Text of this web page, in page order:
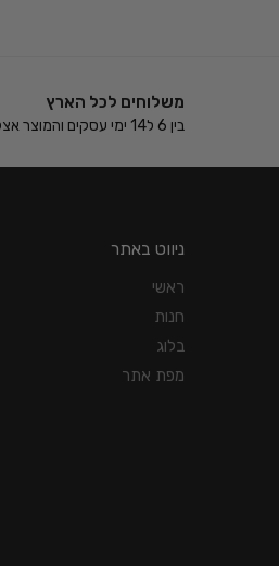
משלוחים לכל הארץ
בין 6 ל14 ימי עסקים והמוצר אצלכם.
ניווט באתר
ראשי
חנות
בלוג
מפת אתר